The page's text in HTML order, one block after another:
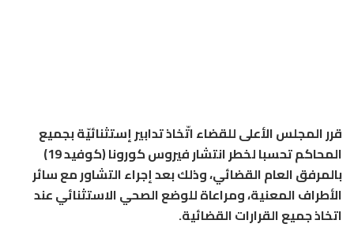
قرر المجلس الأعلى للقضاء اتّخاذ تدابير إستثنائيّة بجميع
المحاكم تحسبا لخطر انتشار فيروس كورونا (كوفيد 19)
بالمرفق العام القضائي، وذلك بعد إجراء التشاور مع سائر
الأطراف المعنية، ومراعاة للوضع الصحي الاستثنائي عند
اتخاذ جميع القرارات القضائية.